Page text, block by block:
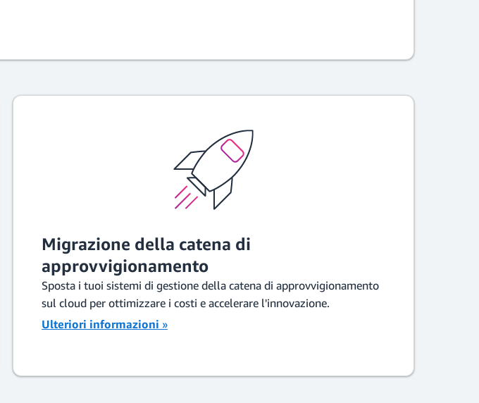
Migrazione della catena di
approvvigionamento
Sposta i tuoi sistemi di gestione della catena di approvvigionamento
sul cloud per ottimizzare i costi e accelerare l'innovazione.
Ulteriori informazioni »